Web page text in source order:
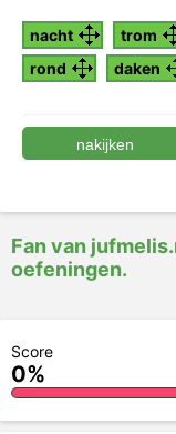
nacht trom
rond
daken
Fan van
oefeningen.
Score
0%